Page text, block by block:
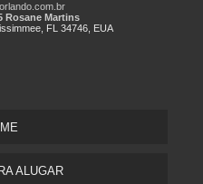
Rosane Martins
FL 34746, EUA
ALUGAR